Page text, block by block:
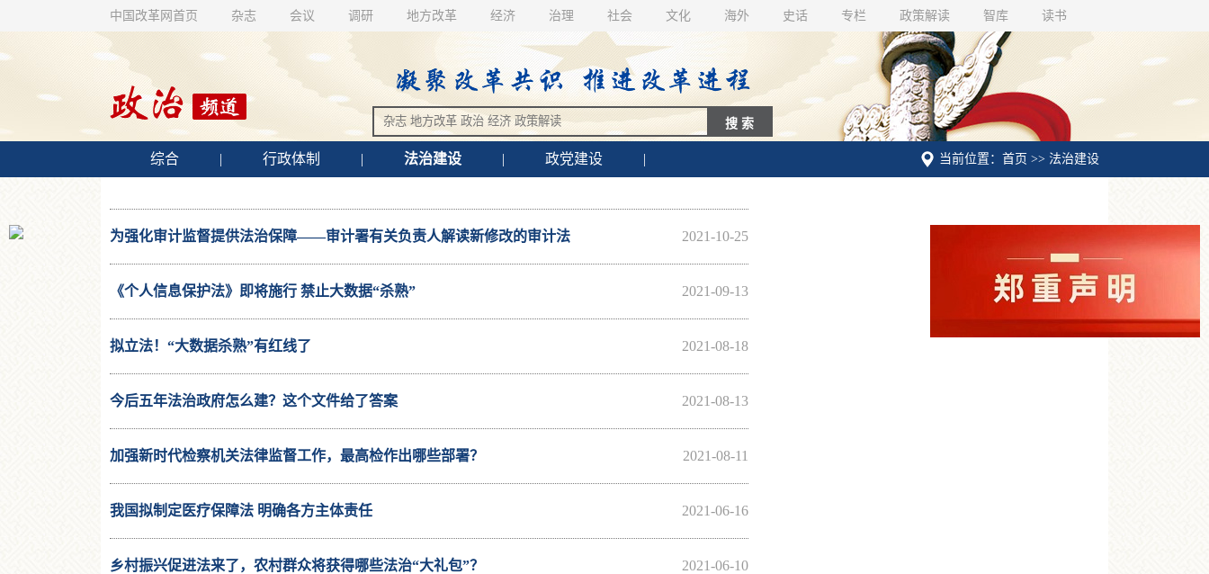
中国改革网首页 杂志 会议 调研 地方改革 经济 治理 社会 文化 海外 史话 专栏 政策解读 智库 读书
当前位置：首页 >> 法治建设
综合 | 行政体制 | 法治建设 | 政党建设 |
2021-10-25
为强化审计监督提供法治保障——审计署有关负责人解读新修改的审计法
2021-09-13
《个人信息保护法》即将施行 禁止大数据“杀熟”
2021-08-18
拟立法！“大数据杀熟”有红线了
2021-08-13
今后五年法治政府怎么建？这个文件给了答案
2021-08-11
加强新时代检察机关法律监督工作，最高检作出哪些部署？
2021-06-16
我国拟制定医疗保障法 明确各方主体责任
2021-06-10
乡村振兴促进法来了，农村群众将获得哪些法治“大礼包”？